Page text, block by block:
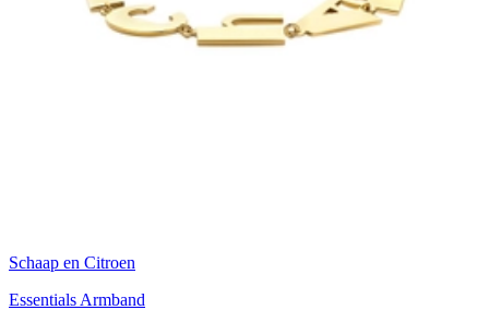
Schaap en Citroen
Essentials Armband